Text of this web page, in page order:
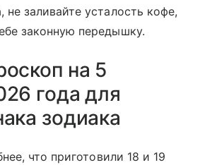
не заливайте усталость кофе,
законную передышку.
на 5
года для
зодиака
что приготовили 18 и 19